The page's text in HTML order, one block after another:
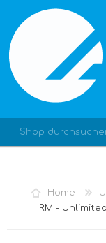
REGISTRIERUNG
ANMELDEN
Home
RM -